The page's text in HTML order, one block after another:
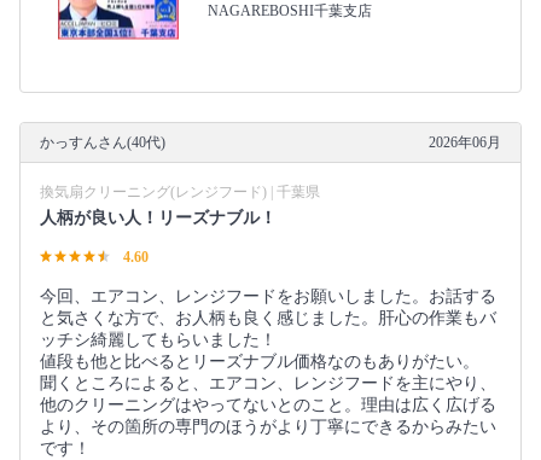
NAGAREBOSHI千葉支店
かっすんさん(40代) 2026年06月
換気扇クリーニング(レンジフード) | 千葉県
人柄が良い人！リーズナブル！
4.60
今回、エアコン、レンジフードをお願いしました。お話する
と気さくな方で、お人柄も良く感じました。肝心の作業もバ
ッチシ綺麗してもらいました！
値段も他と比べるとリーズナブル価格なのもありがたい。
聞くところによると、エアコン、レンジフードを主にやり、
他のクリーニングはやってないとのこと。理由は広く広げる
より、その箇所の専門のほうがより丁寧にできるからみたい
です！